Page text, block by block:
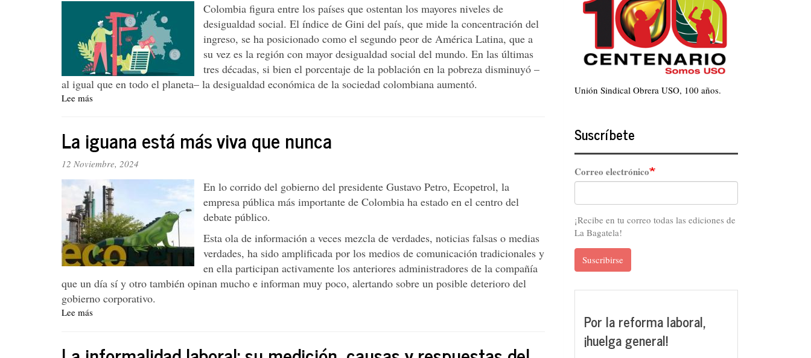
Colombia figura entre los países que ostentan los mayores niveles de
desigualdad social. El índice de Gini del país, que mide la concentración del
ingreso, se ha posicionado como el segundo peor de América Latina, que a
su vez es la región con mayor desigualdad social del mundo. En las últimas
tres décadas, si bien el porcentaje de la población en la pobreza disminuyó –
al igual que en todo el planeta– la desigualdad económica de la sociedad colombiana aumentó.
Lee más
fiscal
y
la
social
en
Colombia
La iguana está más viva que nunca
12 Noviembre, 2024
En lo corrido del gobierno del presidente Gustavo Petro, Ecopetrol, la
empresa pública más importante de Colombia ha estado en el centro del
debate público.
Esta ola de información a veces mezcla de verdades, noticias falsas o medias
verdades, ha sido amplificada por los medios de comunicación tradicionales y
en ella participan activamente los anteriores administradores de la compañía
que un día sí y otro también opinan mucho e informan muy poco, alertando sobre un posible deterioro del
gobierno corporativo.
Lee más
está
Unión Sindical Obrera USO, 100 años.
Suscríbete
Correo electrónico
¡Recibe en tu correo todas las ediciones de
La Bagatela!
Suscribirse
Por la reforma laboral,
¡huelga general!